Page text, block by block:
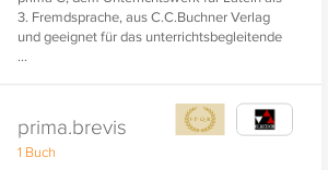
3. Fremdsprache, aus C.C.Buchner Verlag
und geeignet für das unterrichtsbegleitende
Lernen.
...
prima.brevis
1 Buch